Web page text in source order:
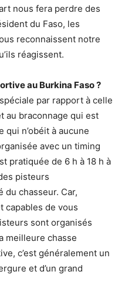
nous fera perdre des
du Faso, les
reconnaissent notre
réagissent.
au Burkina Faso ?
par rapport à celle
au braconnage qui est
n’obéit à aucune
avec un timing
pratiquée de 6 h à 18 h à
pisteurs
chasseur. Car,
capables de vous
sont organisés
meilleure chasse
c’est généralement un
et d’un grand